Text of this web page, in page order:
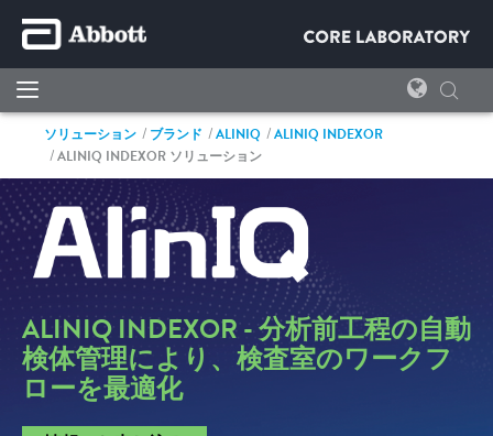
ソリューション ブランド ALINIQ
ALINIQ INDEXOR
ALINIQ INDEXOR ソリューション
ALINIQ INDEXOR - 分析前工程の自動
検体管理により、検査室のワークフ
ローを最適化